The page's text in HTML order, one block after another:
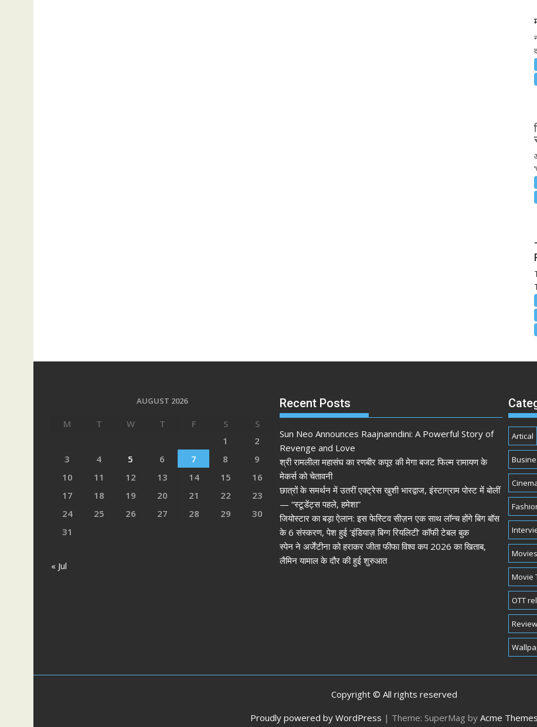
AUGUST 2026
M T W T F S
S
1
2
3
4 5 6 7 8
9
10
11 12 13 14 15
16
17
18 19 20 21 22
23
24
25 26 27 28 29
30
31
« Jul
Recent Posts
Sun Neo Announces Raajnanndini: A Powerful Story of
Revenge and Love
श्री रामलीला महासंघ का रणबीर कपूर की मेगा बजट फिल्म रामायण के
मेकर्स को चेतावनी
छात्रों के समर्थन में उतरीं एक्ट्रेस खुशी भारद्वाज, इंस्टाग्राम पोस्ट में बोलीं
— “स्टूडेंट्स पहले, हमेशा”
जियोस्टार का बड़ा ऐलान: इस फेस्टिव सीज़न एक साथ लॉन्च होंगे बिग बॉस
के 6 संस्करण, पेश हुई ‘इंडियाज़ बिग्ग रियलिटी’ कॉफी टेबल बुक
स्पेन ने अर्जेंटीना को हराकर जीता फीफा विश्व कप 2026 का खिताब,
लैमिन यामाल के दौर की हुई शुरुआत
Artical
Movie
OTT
Review
Copyright © All rights reserved
Proudly powered by WordPress | Theme: SuperMag by Acme Themes